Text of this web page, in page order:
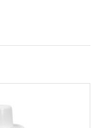
Cool 2.4L